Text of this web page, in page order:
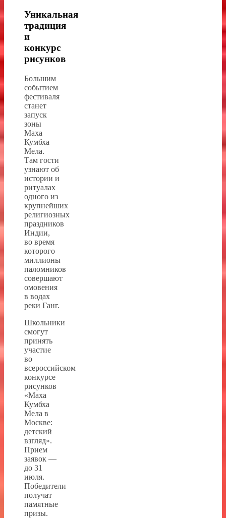
Уникальная
традиция
и
конкурс
рисунков
Большим
событием
фестиваля
станет
запуск
зоны
Маха
Кумбха
Мела.
Там гости
узнают об
истории и
ритуалах
одного из
крупнейших
религиозных
праздников
Индии,
во время
которого
миллионы
паломников
совершают
омовения
в водах
реки Ганг.
Школьники
смогут
принять
участие
во
всероссийском
конкурсе
рисунков
«Маха
Кумбха
Мела в
Москве:
детский
взгляд».
Прием
заявок —
до 31
июля.
Победители
получат
памятные
призы.